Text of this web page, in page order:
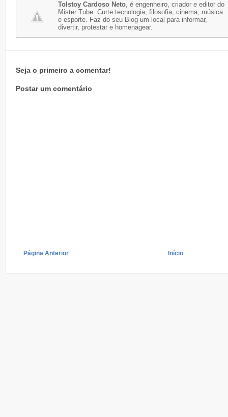
Tolstoy Cardoso Neto, é engenheiro, criador e editor do
Mister Tube. Curte tecnologia, filosofia, cinema, música
e esporte. Faz do seu Blog um local para informar,
divertir, protestar e homenagear.
Seja o primeiro a comentar!
Postar um comentário
Página Anterior Início